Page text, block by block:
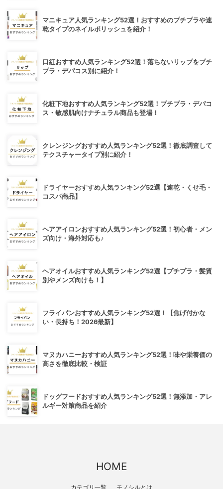
マニキュア人気ランキング52選！おすすめのプチプラや速
乾タイプのネイルポリッシュを紹介！
口紅おすすめ人気ランキング52選！落ちないリップをプチ
プラ・デパコス別に紹介！
化粧下地おすすめ人気ランキング52選！プチプラ・デパコ
ス・敏感肌向けナチュラル商品も登場！
クレンジングおすすめ人気ランキング52選！徹底調査して
テクスチャータイプ別に紹介！
ドライヤーおすすめ人気ランキング52選【速乾・くせ毛・
コスパ商品】
ヘアアイロンおすすめ人気ランキング52選！初心者・メン
ズ向け・海外対応も♪
ヘアオイルおすすめ人気ランキング52選【プチプラ・髪質
別やメンズ向けも！】
フライパンおすすめ人気ランキング52選！【焦げ付かな
い・長持ち！2026最新】
マヌカハニーおすすめ人気ランキング52選！味や栄養価の
高さを徹底比較・検証
ドッグフードおすすめ人気ランキング52選！無添加・アレ
ルギー対策商品を紹介
HOME
カテゴリ一覧 モノシルとは